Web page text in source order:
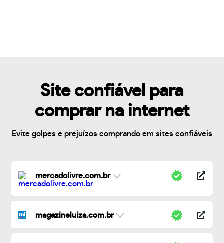
Site confiável para
comprar na internet
Evite golpes e prejuízos comprando em sites confiáveis
mercadolivre.com.br
magazineluiza.com.br